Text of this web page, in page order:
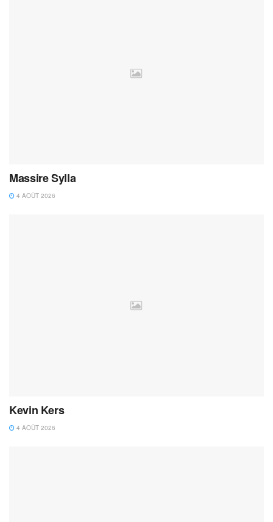
Massire Sylla
4 AOÛT 2026
Kevin Kers
4 AOÛT 2026